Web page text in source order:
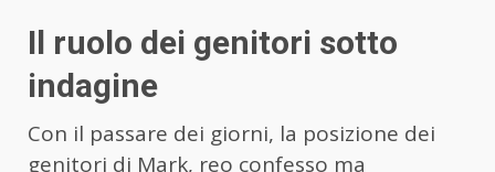
Il ruolo dei genitori sotto
indagine
Con il passare dei giorni, la posizione dei
genitori di Mark, reo confesso ma